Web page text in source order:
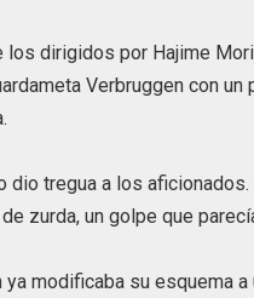
los dirigidos por Hajime
Verbruggen con
dio tregua a los
zurda, un golpe que
ya modificaba su esquema